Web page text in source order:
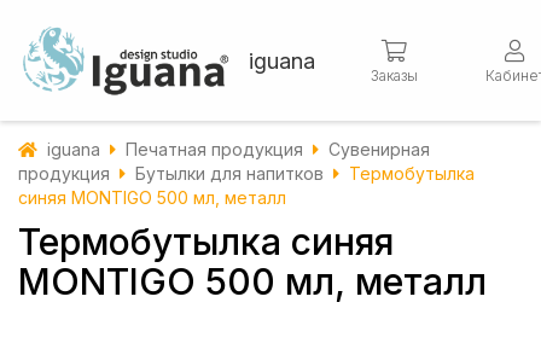
iguana
Заказы
iguana Печатная продукция
Сувенирная
продукция
Бутылки для напитков
Термобутылка
синяя MONTIGO 500 мл, металл
Термобутылка синяя
MONTIGO 500 мл, металл